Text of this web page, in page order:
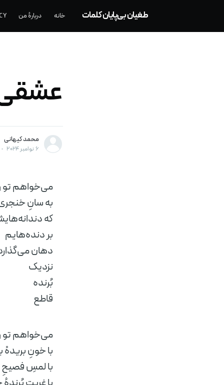
طغیان بی‌پایان کلمات خانه دربارهٔ من
محمد کیهانی
۶ نوامبر ۲۰۲۴ •
می‌خواهم تو
به سانِ
که
بر دنده‌هایم
دهان
نزدیک
بُرنده
قاطع
می‌خواهم تو
با خونِ بریدهْ
با لمسِ